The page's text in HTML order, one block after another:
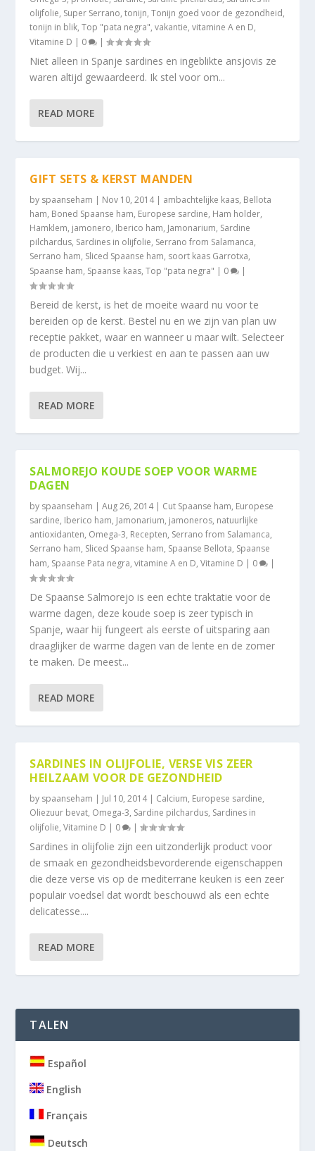
olijfolie, Super Serrano,tonijn,Tonijn goed voor de gezondheid,
tonijn in blik,Top "pata negra",vakantie,vitamine A en D,
Vitamine D | 0 |
Niet alleen in Spanje sardines en ingeblikte ansjovis ze
waren altijd gewaardeerd. Ik stel voor om...
READ MORE
GIFT SETS & KERST MANDEN
by spaanseham | Nov 10, 2014| ambachtelijke kaas, Bellota
ham, Boned Spaanse ham, Europese sardine, Ham holder,
Hamklem, jamonero, Iberico ham, Jamonarium, Sardine
pilchardus, Sardines in olijfolie, Serrano from Salamanca,
Serrano ham, Sliced Spaanse ham, soort kaas Garrotxa,
Spaanse ham, Spaanse kaas,Top "pata negra" | 0 |
Bereid de kerst, is het de moeite waard nu voor te
bereiden op de kerst. Bestel nu en we zijn van plan uw
receptie pakket, waar en wanneer u maar wilt. Selecteer
de producten die u verkiest en aan te passen aan uw
budget. Wij...
READ MORE
SALMOREJO KOUDE SOEP VOOR WARME
DAGEN
by spaanseham |Aug 26, 2014| Cut Spaanse ham, Europese
sardine, Iberico ham, Jamonarium, jamoneros, natuurlijke
antioxidanten, Omega-3, Recepten, Serrano from Salamanca,
Serrano ham, Sliced Spaanse ham, Spaanse Bellota, Spaanse
ham, Spaanse Pata negra,vitamine A en D,Vitamine D | 0 |
De Spaanse Salmorejo is een echte traktatie voor de
warme dagen, deze koude soep is zeer typisch in
Spanje, waar hij fungeert als eerste of uitsparing aan
draaglijker de warme dagen van de lente en de zomer
te maken. De meest...
READ MORE
SARDINES IN OLIJFOLIE, VERSE VIS ZEER
HEILZAAM VOOR DE GEZONDHEID
by spaanseham | Jul 10, 2014| Calcium, Europese sardine,
Oliezuur bevat, Omega-3, Sardine pilchardus, Sardines in
olijfolie,Vitamine D | 0 |
Sardines in olijfolie zijn een uitzonderlijk product voor
de smaak en gezondheidsbevorderende eigenschappen
die deze verse vis op de mediterrane keuken is een zeer
populair voedsel dat wordt beschouwd als een echte
delicatesse....
READ MORE
TALEN
Español
English
Français
Deutsch